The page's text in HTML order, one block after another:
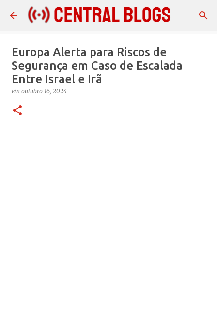
Pular para o conteúdo principal
Europa Alerta para Riscos de
Segurança em Caso de Escalada
Entre Israel e Irã
em outubro 16, 2024